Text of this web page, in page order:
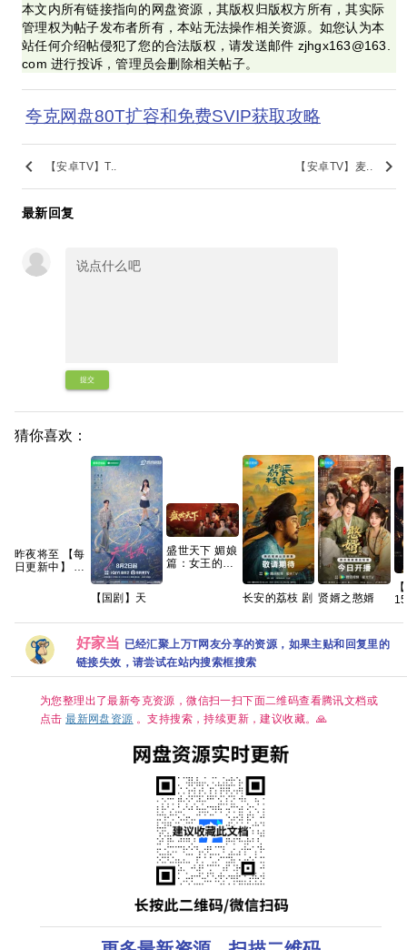
本文内所有链接指向的网盘资源，其版权归版权方所有，其实际
管理权为帖子发布者所有，本站无法操作相关资源。如您认为本
站任何介绍帖侵犯了您的合法版权，请发送邮件 zjhgx163@163.
com 进行投诉，管理员会删除相关帖子。
夸克网盘80T扩容和免费SVIP获取攻略
keyboard_arrow_left 【安卓TV】T.. 【安卓TV】麦.. keyboard_arrow_right
最新回复
提交
猜你喜欢：
昨夜将至 【每
日更新中】 百
【国剧】天
(2026)【更至
最新】
【2016P】
【田曦薇 / 胡
一天主演】
盛世天下 媚娘
篇：女王的游
长安的荔枝 剧
全/4K超清
HDR】 【雷
佳音、岳云鹏
｜悬疑/传奇】
夸克
贤婿之憨婿
古装喜剧爱情
潘毅鸿 朱容君
范梦 徐紫茵
好家当 已经汇聚上万T网友分享的资源，如果主贴和回复里的
链接失效，请尝试在站内搜索框搜索
为您整理出了最新夸克资源，微信扫一扫下面二维码查看腾讯文档或
点击最新网盘资源 。支持搜索，持续更新，建议收藏。🙏